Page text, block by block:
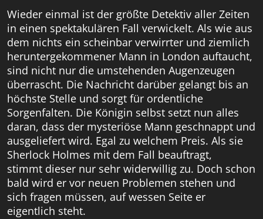
Wieder einmal ist der größte Detektiv aller Zeiten
in einen spektakulären Fall verwickelt. Als wie aus
dem nichts ein scheinbar verwirrter und ziemlich
heruntergekommener Mann in London auftaucht,
sind nicht nur die umstehenden Augenzeugen
überrascht. Die Nachricht darüber gelangt bis an
höchste Stelle und sorgt für ordentliche
Sorgenfalten. Die Königin selbst setzt nun alles
daran, dass der mysteriöse Mann geschnappt und
ausgeliefert wird. Egal zu welchem Preis. Als sie
Sherlock Holmes mit dem Fall beauftragt,
stimmt dieser nur sehr widerwillig zu. Doch schon
bald wird er vor neuen Problemen stehen und
sich fragen müssen, auf wessen Seite er
eigentlich steht.